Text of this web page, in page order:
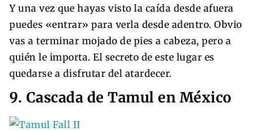
Y una vez que hayas visto la caída desde afuera
puedes «entrar» para verla desde adentro. Obvio
vas a terminar mojado de pies a cabeza, pero a
quién le importa. El secreto de este lugar es
quedarse a disfrutar del atardecer.
9. Cascada de Tamul en México